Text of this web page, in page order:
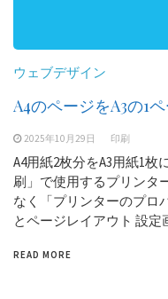
ウェブデザイン
A4のページをA3の1
2025年10月29日 印刷
A4用紙2枚分をA3用紙1
刷」で使用するプリンタ
なく「プリンターのプロ
とページレイアウト 設
READ MORE